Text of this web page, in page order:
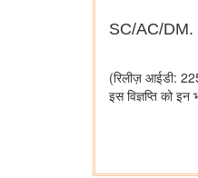
SC/AC/DM.
(रिलीज़ आईडी:
इस विज्ञप्ति को